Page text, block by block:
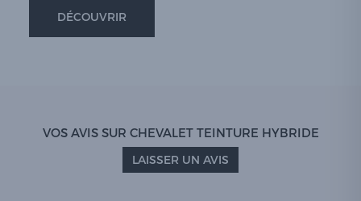
DÉCOUVRIR
VOS AVIS SUR CHEVALET TEINTURE HYBRIDE
LAISSER UN AVIS